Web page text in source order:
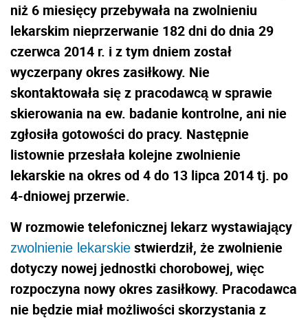
niż 6 miesięcy przebywała na zwolnieniu
lekarskim nieprzerwanie 182 dni do dnia 29
czerwca 2014 r. i z tym dniem został
wyczerpany okres zasiłkowy. Nie
skontaktowała się z pracodawcą w sprawie
skierowania na ew. badanie kontrolne, ani nie
zgłosiła gotowości do pracy. Następnie
listownie przesłała kolejne zwolnienie
lekarskie na okres od 4 do 13 lipca 2014 tj. po
4-dniowej przerwie.
W rozmowie telefonicznej lekarz wystawiający
zwolnienie lekarskie stwierdził, że zwolnienie
dotyczy nowej jednostki chorobowej, więc
rozpoczyna nowy okres zasiłkowy. Pracodawca
nie będzie miał możliwości skorzystania z